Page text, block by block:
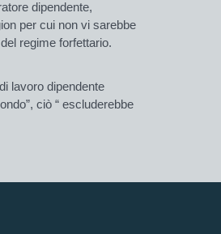
dipendente,
per cui non vi sarebbe
regime forfettario.
lavoro dipendente
, ciò “ escluderebbe